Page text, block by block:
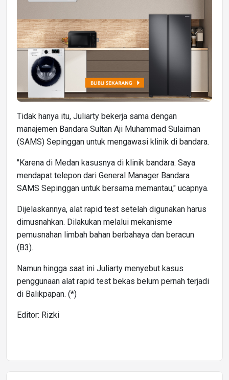
Tidak hanya itu, Juliarty bekerja sama dengan
manajemen Bandara Sultan Aji Muhammad Sulaiman
(SAMS) Sepinggan untuk mengawasi klinik di bandara.
"Karena di Medan kasusnya di klinik bandara. Saya
mendapat telepon dari General Manager Bandara
SAMS Sepinggan untuk bersama memantau," ucapnya.
Dijelaskannya, alat rapid test setelah digunakan harus
dimusnahkan. Dilakukan melalui mekanisme
pemusnahan limbah bahan berbahaya dan beracun
(B3).
Namun hingga saat ini Juliarty menyebut kasus
penggunaan alat rapid test bekas belum pernah terjadi
di Balikpapan. (*)
Editor: Rizki